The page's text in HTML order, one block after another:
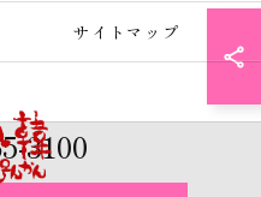
3100
サイトマップ